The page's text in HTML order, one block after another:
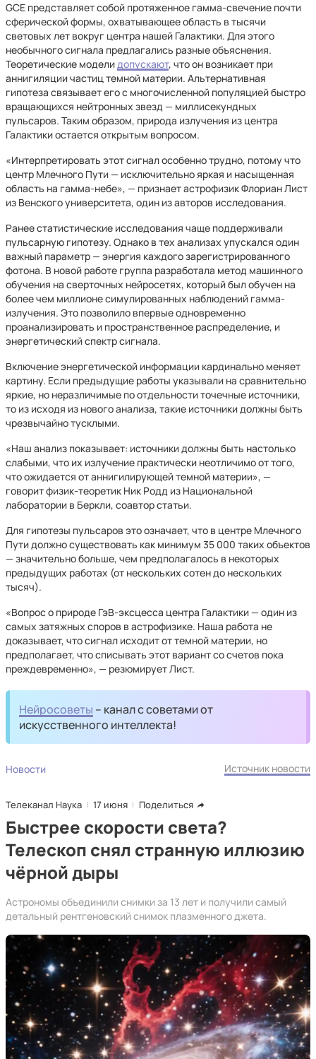
GCE представляет собой протяженное гамма-свечение почти
сферической формы, охватывающее область в тысячи
световых лет вокруг центра нашей Галактики. Для этого
необычного сигнала предлагались разные объяснения.
Теоретические моделидопускают, что он возникает при
аннигиляции частиц темной материи. Альтернативная
гипотеза связывает его с многочисленной популяцией быстро
вращающихся нейтронных звезд — миллисекундных
пульсаров. Таким образом, природа излучения из центра
Галактики остается открытым вопросом.
«Интерпретировать этот сигнал особенно трудно, потому что
центр Млечного Пути — исключительно яркая и насыщенная
область на гамма-небе», — признает астрофизик Флориан Лист
из Венского университета, один из авторов исследования.
Ранее статистические исследования чаще поддерживали
пульсарную гипотезу. Однако в тех анализах упускался один
важный параметр — энергия каждого зарегистрированного
фотона. В новой работе группа разработала метод машинного
обучения на сверточных нейросетях, который был обучен на
более чем миллионе симулированных наблюдений гамма-
излучения. Это позволило впервые одновременно
проанализировать и пространственное распределение, и
энергетический спектр сигнала.
Включение энергетической информации кардинально меняет
картину. Если предыдущие работы указывали на сравнительно
яркие, но неразличимые по отдельности точечные источники,
то из исходя из нового анализа, такие источники должны быть
чрезвычайно тусклыми.
«Наш анализ показывает: источники должны быть настолько
слабыми, что их излучение практически неотличимо от того,
что ожидается от аннигилирующей темной материи», —
говорит физик-теоретик Ник Родд из Национальной
лаборатории в Беркли, соавтор статьи.
Для гипотезы пульсаров это означает, что в центре Млечного
Пути должно существовать как минимум 35 000 таких объектов
— значительно больше, чем предполагалось в некоторых
предыдущих работах (от нескольких сотен до нескольких
тысяч).
«Вопрос о природе ГэВ-эксцесса центра Галактики — один из
самых затяжных споров в астрофизике. Наша работа не
доказывает, что сигнал исходит от темной материи, но
предполагает, что списывать этот вариант со счетов пока
преждевременно», — резюмирует Лист.
Нейросоветы – канал с советами от
искусственного интеллекта!
Новости Источник новости
Телеканал Наука 17 июня Поделиться
Быстрее скорости света?
Телескоп снял странную иллюзию
чёрной дыры
Астрономы объединили снимки за 13 лет и получили самый
детальный рентгеновский снимок плазменного джета.